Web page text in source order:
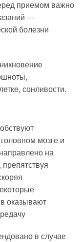
приемом важно
—
болезни
сонливости.
мозге и
на
оказывают
в случае